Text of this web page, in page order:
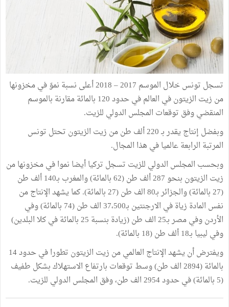
تسجل تونس خلال الموسم 2017 – 2018 أعلى نسبة نموّ في مخزونها
من زيت الزيتون في العالم في حدود 120 بالمائة مقارنة بالموسم
المنقضي وفق توقعات المجلس الدولي للزيت.
وبفضل إنتاج يقدر بـ 220 ألف طن من زيت الزيتون تحتل تونس
المرتبة الرابعة عالميا في هذا المجال.
وبحسب المجلس الدولي للزيت تسجل تركيا أيضا نموا في مخزونها من
زيت الزيتون بنحو 287 ألف طن (62 بالمائة) والمغرب بـ140 ألف طن
(27 بالمائة) والجزائر بـ80 الف طن (27 بالمائة). كما يشهد الإنتاج من
نفس المادة زياة في الارجنتين بـ37،500 الف طن (74 بالمائة) وفي
الأردن وفي مصر بـ25 الف طن (زيادة بنسبة 25 بالمائة في كلا البلدين)
وفي ليبيا بـ18 ألف طن (18 بالمائة).
ويفترض أن يشهد الإنتاج العالمي من زيت الزيتون تطورا في حدود 14
بالمائة (2894 الف طن) وسط توقعات بارتفاع الاستهلاك بشكل طفيف
(5 بالمائة) في حدود 2954 الف طن، وفق المجلس الدولي للزيت.